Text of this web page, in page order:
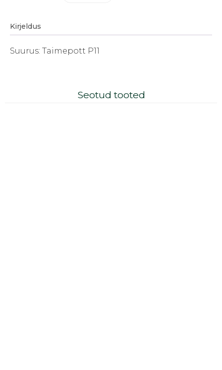
Kirjeldus
Suurus: Taimepott P11
Seotud tooted